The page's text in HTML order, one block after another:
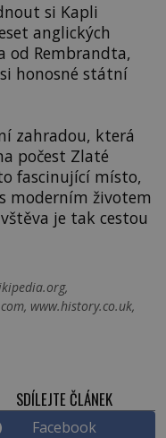
si Kapli
anglických
od Rembrandta,
honosné státní
zahradou, která
počest Zlaté
fascinující místo,
moderním životem
je tak cestou
www.history.co.uk,
SDÍLEJTE ČLÁNEK
Facebook